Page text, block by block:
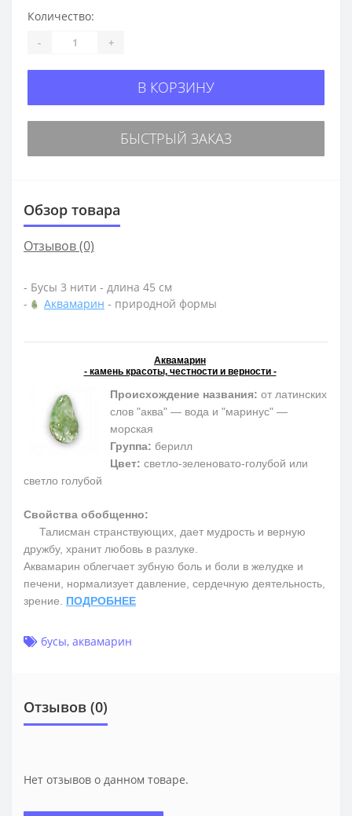
Количество:
- +
В КОРЗИНУ
БЫСТРЫЙ ЗАКАЗ
Обзор товара
Отзывов (0)
- Бусы 3 нити - длина 45 см
-
Аквамарин - природной формы
Аквамарин
- камень красоты, честности и верности -
Происхождение названия: от латинских
слов "аква" — вода и "маринус" —
морская
Группа: берилл
Цвет: светло-зеленовато-голубой или
светло голубой
Свойства обобщенно:
Талисман странствующих, дает мудрость и верную
дружбу, хранит любовь в разлуке.
Аквамарин облегчает зубную боль и боли в желудке и
печени, нормализует давление, сердечную деятельность,
зрение. ПОДРОБНЕЕ
бусы, аквамарин
Отзывов (0)
Нет отзывов о данном товаре.